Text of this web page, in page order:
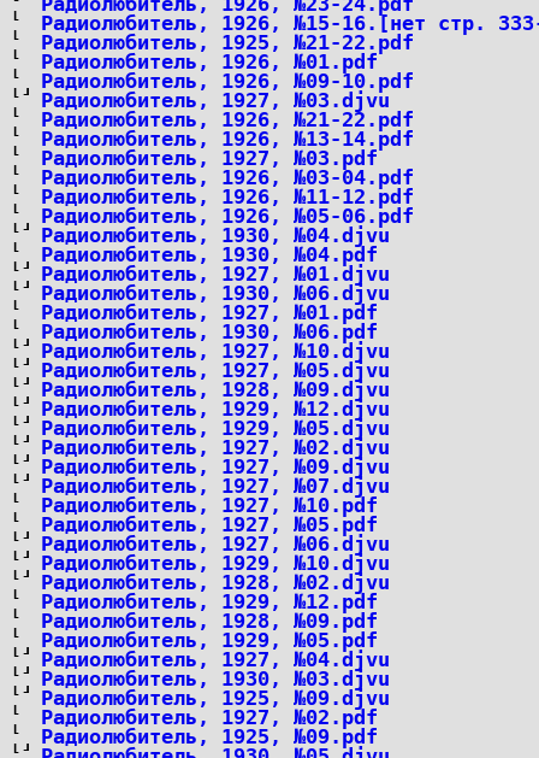
Радиолюбитель, 1926, №15-16.[нет стр.
Радиолюбитель, 1925, №21-22.pdf
Радиолюбитель, 1926, №01.pdf
Радиолюбитель, 1926, №09-10.pdf
Радиолюбитель, 1927, №03.djvu
Радиолюбитель, 1926, №21-22.pdf
Радиолюбитель, 1926, №13-14.pdf
Радиолюбитель, 1927, №03.pdf
Радиолюбитель, 1926, №03-04.pdf
Радиолюбитель, 1926, №11-12.pdf
Радиолюбитель, 1926, №05-06.pdf
Радиолюбитель, 1930, №04.djvu
Радиолюбитель, 1930, №04.pdf
Радиолюбитель, 1927, №01.djvu
Радиолюбитель, 1930, №06.djvu
Радиолюбитель, 1927, №01.pdf
Радиолюбитель, 1930, №06.pdf
Радиолюбитель, 1927, №10.djvu
Радиолюбитель, 1927, №05.djvu
Радиолюбитель, 1928, №09.djvu
Радиолюбитель, 1929, №12.djvu
Радиолюбитель, 1929, №05.djvu
Радиолюбитель, 1927, №02.djvu
Радиолюбитель, 1927, №09.djvu
Радиолюбитель, 1927, №07.djvu
Радиолюбитель, 1927, №10.pdf
Радиолюбитель, 1927, №05.pdf
Радиолюбитель, 1927, №06.djvu
Радиолюбитель, 1929, №10.djvu
Радиолюбитель, 1928, №02.djvu
Радиолюбитель, 1929, №12.pdf
Радиолюбитель, 1928, №09.pdf
Радиолюбитель, 1929, №05.pdf
Радиолюбитель, 1927, №04.djvu
Радиолюбитель, 1930, №03.djvu
Радиолюбитель, 1925, №09.djvu
Радиолюбитель, 1927, №02.pdf
Радиолюбитель, 1925, №09.pdf